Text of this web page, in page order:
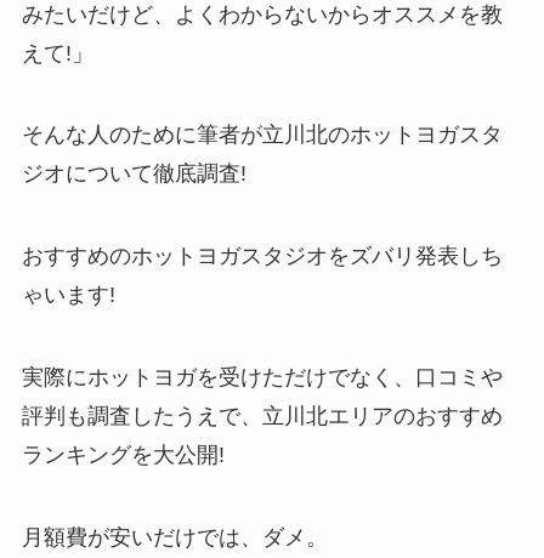
みたいだけど、よくわからないからオススメを教
えて!」
そんな人のために筆者が立川北のホットヨガスタ
ジオについて徹底調査!
おすすめのホットヨガスタジオをズバリ発表しち
ゃいます!
実際にホットヨガを受けただけでなく、口コミや
評判も調査したうえで、立川北エリアのおすすめ
ランキングを大公開!
月額費が安いだけでは、ダメ。